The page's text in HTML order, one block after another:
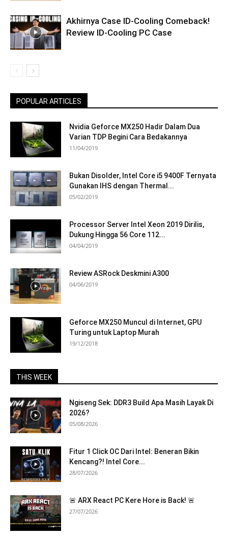
Akhirnya Case ID-Cooling Comeback!
Review ID-Cooling PC Case
POPULAR ARTICLES
Nvidia Geforce MX250 Hadir Dalam Dua
Varian TDP Begini Cara Bedakannya
11/04/2019
Bukan Disolder, Intel Core i5 9400F Ternyata
Gunakan IHS dengan Thermal...
05/02/2019
Processor Server Intel Xeon 2019 Dirilis,
Dukung Hingga 56 Core 112...
04/04/2019
Review ASRock Deskmini A300
04/06/2019
Geforce MX250 Muncul di Internet, GPU
Turing untuk Laptop Murah
19/12/2018
THIS WEEK
Ngiseng Sek: DDR3 Build Apa Masih Layak Di
2026?
05/08/2026
Fitur 1 Click OC Dari Intel: Beneran Bikin
Kencang?! Intel Core...
28/07/2026
🚨 ARX React PC Kere Hore is Back! 🚨
27/07/2026